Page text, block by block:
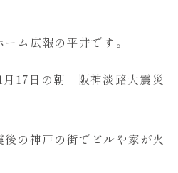
ム広報の平井です。
月17日の朝 阪神淡路大震災
の神戸の街でビルや家が火